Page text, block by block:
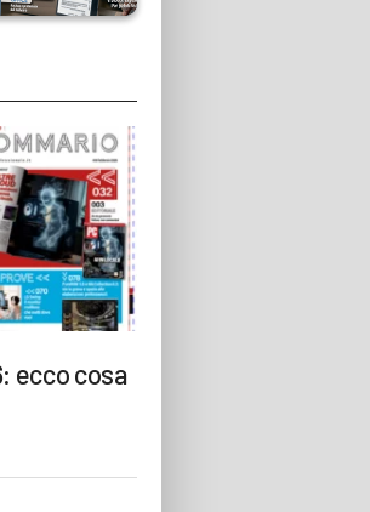
ecco cosa